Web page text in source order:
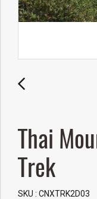
Thai
Trek
SKU : CNXTRK2D03